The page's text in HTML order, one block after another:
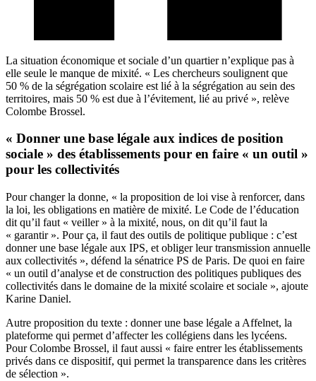
La situation économique et sociale d’un quartier n’explique pas à
elle seule le manque de mixité. « Les chercheurs soulignent que
50 % de la ségrégation scolaire est lié à la ségrégation au sein des
territoires, mais 50 % est due à l’évitement, lié au privé », relève
Colombe Brossel.
« Donner une base légale aux indices de position
sociale » des établissements pour en faire « un outil »
pour les collectivités
Pour changer la donne, « la proposition de loi vise à renforcer, dans
la loi, les obligations en matière de mixité. Le Code de l’éducation
dit qu’il faut « veiller » à la mixité, nous, on dit qu’il faut la
« garantir ». Pour ça, il faut des outils de politique publique : c’est
donner une base légale aux IPS, et obliger leur transmission annuelle
aux collectivités », défend la sénatrice PS de Paris. De quoi en faire
« un outil d’analyse et de construction des politiques publiques des
collectivités dans le domaine de la mixité scolaire et sociale », ajoute
Karine Daniel.
Autre proposition du texte : donner une base légale a Affelnet, la
plateforme qui permet d’affecter les collégiens dans les lycéens.
Pour Colombe Brossel, il faut aussi « faire entrer les établissements
privés dans ce dispositif, qui permet la transparence dans les critères
de sélection ».